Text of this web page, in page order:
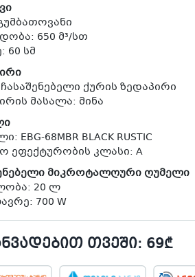
650 მ³/სთ
60 სმ
ქურის ზედაპირი
მასალა: მინა
EBG-68MBR BLACK RUSTIC
ეფექტურობის კლასი: A
მიკროტალღური ღუმელი
20 ლ
700 W
თვეში: 69₾